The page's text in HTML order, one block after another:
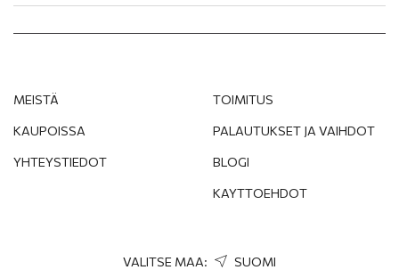
Liepāja
Panevėžys
Pärnu
Rēzekne
Lounakeskus
P/G Valleta
RYO
Saules Miestas
Stroomi Keskuse
Soul
MEISTÄ
KAUPOISSA
YHTEYSTIEDOT
TOIMITUS
PALAUTUKSET JA VAIHDOT
BLOGI
KAYTTOEHDOT
VALITSE MAA: SUOMI